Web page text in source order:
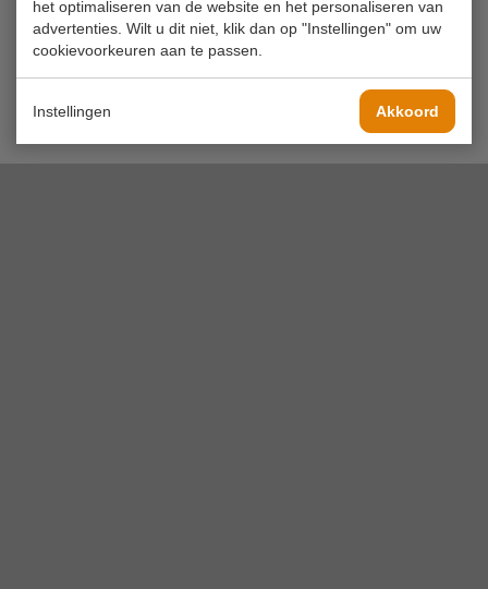
het optimaliseren van de website en het personaliseren van
advertenties. Wilt u dit niet, klik dan op "Instellingen" om uw
cookievoorkeuren aan te passen.
Instellingen Akkoord